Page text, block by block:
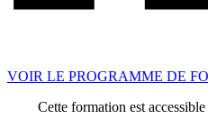
VOIR LE PROGRAMME DE
Cette formation est